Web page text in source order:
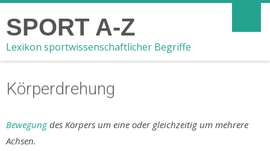
SPORT A-Z
Lexikon sportwissenschaftlicher Begriffe
Körperdrehung
Bewegungdes Körpers um eine oder gleichzeitig um mehrere
Achsen.